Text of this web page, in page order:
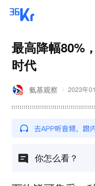
最高降幅80%
时代
氨基观察 2023年
你怎么看？